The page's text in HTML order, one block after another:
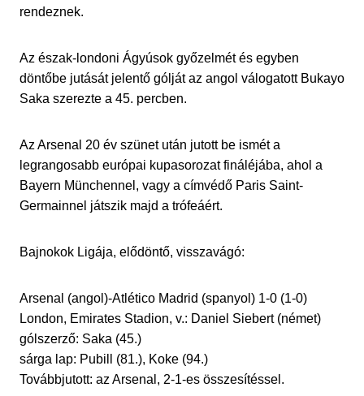
rendeznek.
Az észak-londoni Ágyúsok győzelmét és egyben
döntőbe jutását jelentő gólját az angol válogatott Bukayo
Saka szerezte a 45. percben.
Az Arsenal 20 év szünet után jutott be ismét a
legrangosabb európai kupasorozat fináléjába, ahol a
Bayern Münchennel, vagy a címvédő Paris Saint-
Germainnel játszik majd a trófeáért.
Bajnokok Ligája, elődöntő, visszavágó:
Arsenal (angol)-Atlético Madrid (spanyol) 1-0 (1-0)
London, Emirates Stadion, v.: Daniel Siebert (német)
gólszerző: Saka (45.)
sárga lap: Pubill (81.), Koke (94.)
Továbbjutott: az Arsenal, 2-1-es összesítéssel.